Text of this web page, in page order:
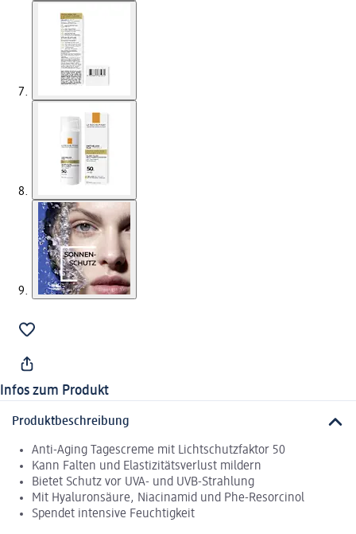
Infos zum Produkt
Produktbeschreibung
Anti-Aging Tagescreme mit Lichtschutzfaktor 50
Kann Falten und Elastizitätsverlust mildern
Bietet Schutz vor UVA- und UVB-Strahlung
Mit Hyaluronsäure, Niacinamid und Phe-Resorcinol
Spendet intensive Feuchtigkeit